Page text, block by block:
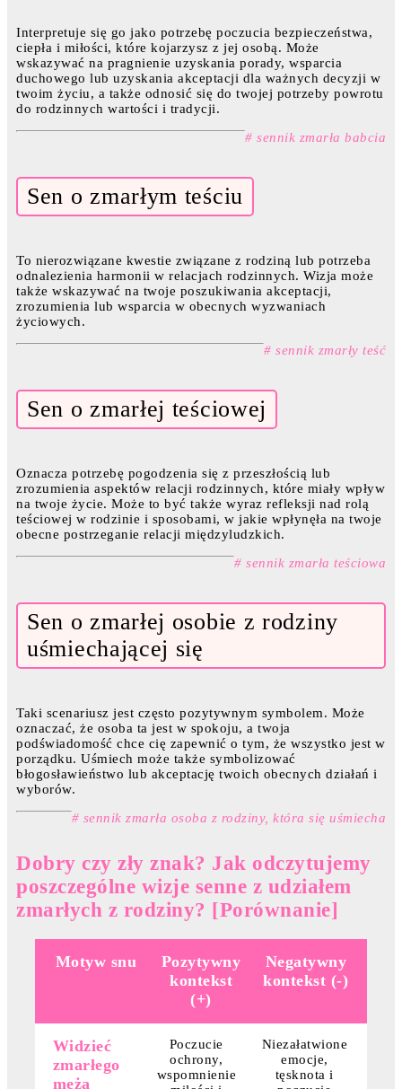
Interpretuje się go jako potrzebę poczucia bezpieczeństwa,
ciepła i miłości, które kojarzysz z jej osobą. Może
wskazywać na pragnienie uzyskania porady, wsparcia
duchowego lub uzyskania akceptacji dla ważnych decyzji w
twoim życiu, a także odnosić się do twojej potrzeby powrotu
do rodzinnych wartości i tradycji.
# sennik zmarła babcia
Sen o zmarłym teściu
To nierozwiązane kwestie związane z rodziną lub potrzeba
odnalezienia harmonii w relacjach rodzinnych. Wizja może
także wskazywać na twoje poszukiwania akceptacji,
zrozumienia lub wsparcia w obecnych wyzwaniach
życiowych.
# sennik zmarły teść
Sen o zmarłej teściowej
Oznacza potrzebę pogodzenia się z przeszłością lub
zrozumienia aspektów relacji rodzinnych, które miały wpływ
na twoje życie. Może to być także wyraz refleksji nad rolą
teściowej w rodzinie i sposobami, w jakie wpłynęła na twoje
obecne postrzeganie relacji międzyludzkich.
# sennik zmarła teściowa
Sen o zmarłej osobie z rodziny
uśmiechającej się
Taki scenariusz jest często pozytywnym symbolem. Może
oznaczać, że osoba ta jest w spokoju, a twoja
podświadomość chce cię zapewnić o tym, że wszystko jest w
porządku. Uśmiech może także symbolizować
błogosławieństwo lub akceptację twoich obecnych działań i
wyborów.
# sennik zmarła osoba z rodziny, która się uśmiecha
Dobry czy zły znak? Jak odczytujemy
poszczególne wizje senne z udziałem
zmarłych z rodziny? [Porównanie]
Motyw snu
Pozytywny
kontekst
(+)
Negatywny
kontekst (-)
Widzieć
zmarłego
męża
Poczucie
ochrony,
wspomnienie
Niezałatwione
emocje,
tęsknota i